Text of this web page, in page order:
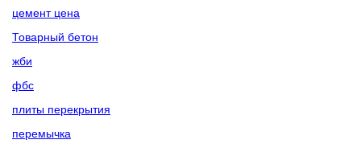
цемент цена
Товарный бетон
жби
фбс
плиты перекрытия
перемычка